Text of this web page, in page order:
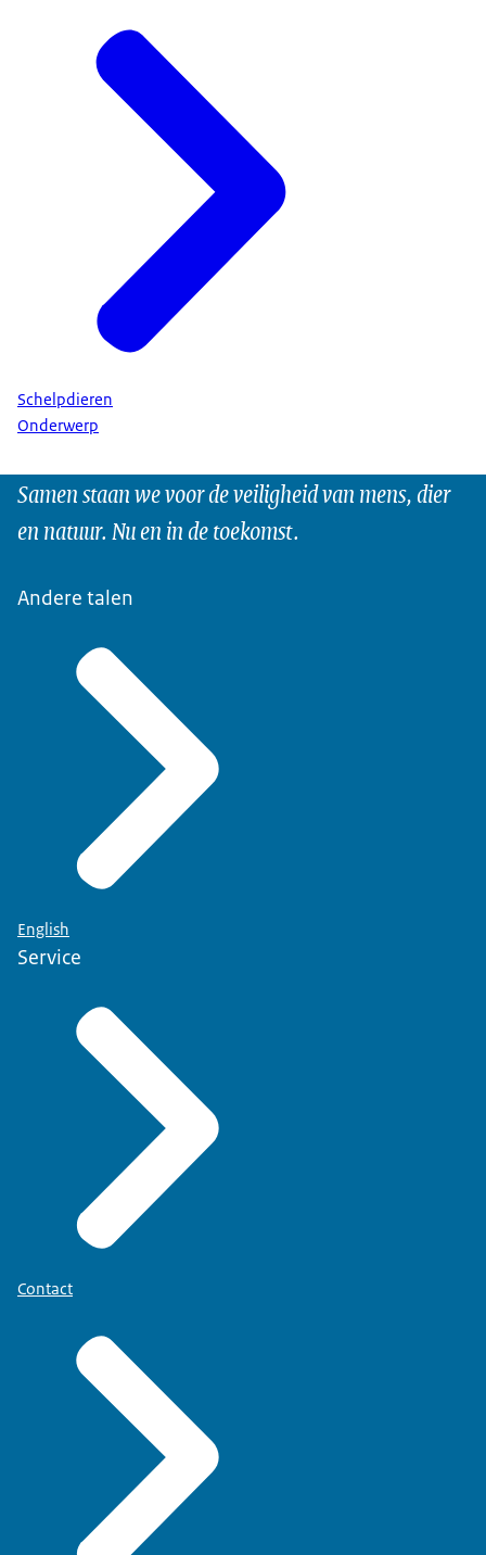
Schelpdieren
Onderwerp
Samen staan we voor de veiligheid van mens, dier
en natuur. Nu en in de toekomst.
Andere talen
English
Service
Contact